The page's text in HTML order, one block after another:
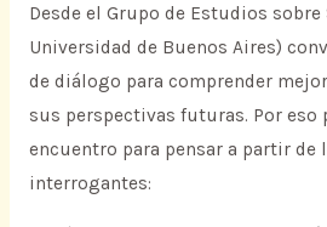
Desde el Grupo de Estudios sobre
Universidad de Buenos Aires)
de diálogo para comprender
sus perspectivas futuras. Por eso
encuentro para pensar a partir de
interrogantes: